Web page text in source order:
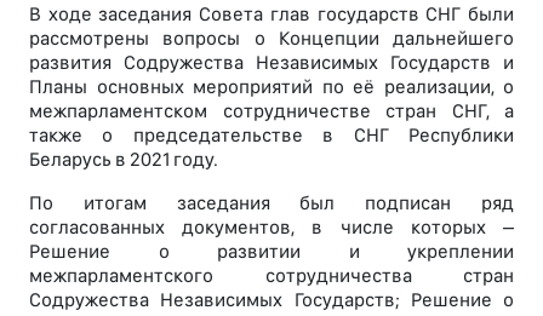
В ходе заседания Совета глав государств СНГ были
рассмотрены вопросы о Концепции дальнейшего
развития Содружества Независимых Государств и
Планы основных мероприятий по её реализации, о
межпарламентском сотрудничестве стран СНГ, а
также о председательстве в СНГ Республики
Беларусь в 2021 году.
По итогам заседания был подписан ряд
согласованных документов, в числе которых –
Решение о развитии и укреплении
межпарламентского сотрудничества стран
Содружества Независимых Государств; Решение о